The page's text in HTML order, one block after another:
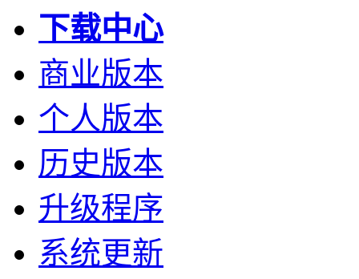
下载中心
商业版本
个人版本
历史版本
升级程序
系统更新